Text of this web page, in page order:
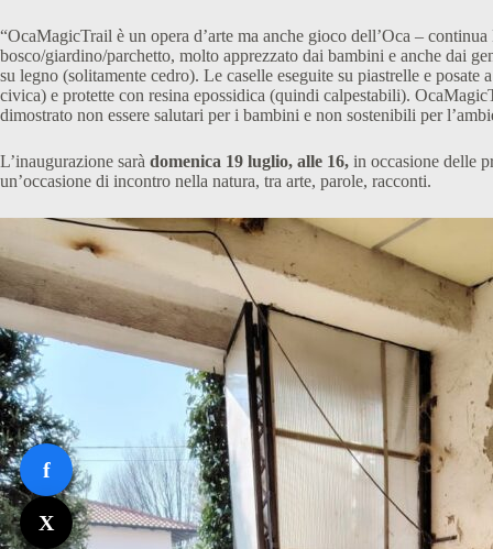
“OcaMagicTrail è un opera d’arte ma anche gioco dell’Oca –
bosco/giardino/parchetto, molto apprezzato dai bambini e anche dai
su legno (solitamente cedro). Le caselle eseguite su piastrelle e
civica) e protette con resina epossidica (quindi calpestabili).
dimostrato non essere salutari per i bambini e non sostenibili per
L’inaugurazione sarà domenica 19 luglio, alle 16, in occasione delle
un’occasione di incontro nella natura, tra arte, parole, racconti.
f
X